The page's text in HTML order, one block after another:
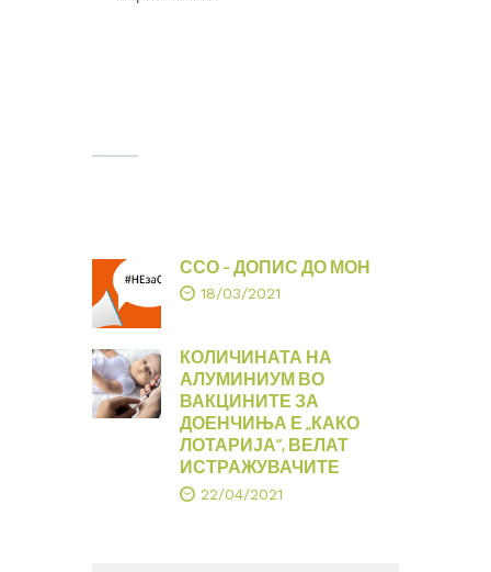
ССО – ДОПИС ДО МОН
18/03/2021
КОЛИЧИНАТА НА
АЛУМИНИУМ ВО
ВАКЦИНИТЕ ЗА
ДОЕНЧИЊА Е „КАКО
ЛОТАРИЈА“, ВЕЛАТ
ИСТРАЖУВАЧИТЕ
22/04/2021